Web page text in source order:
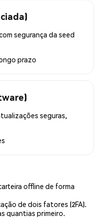
segurança da seed
prazo
seguras,
offline de forma
de dois fatores (2FA).
quantias primeiro.